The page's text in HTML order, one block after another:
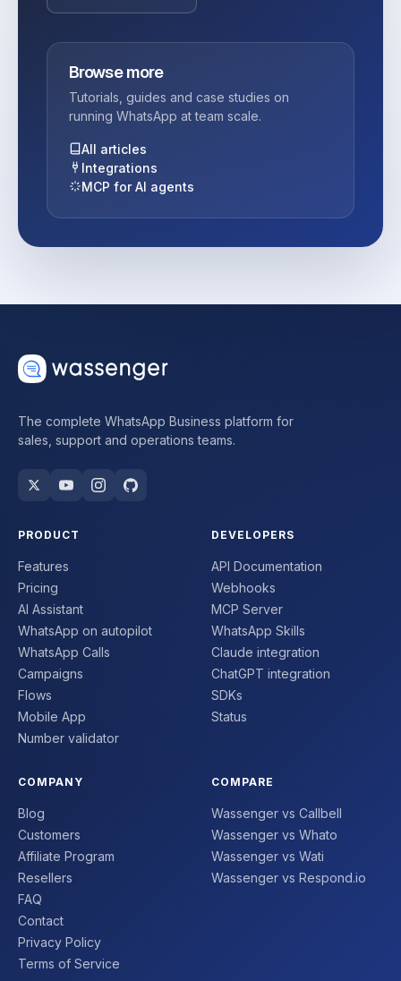
Browse more
Tutorials, guides and case studies on
running WhatsApp at team scale.
All articles
Integrations
MCP for AI agents
The complete WhatsApp Business platform for
sales, support and operations teams.
PRODUCT
Features
Pricing
AI Assistant
WhatsApp on autopilot
WhatsApp Calls
Campaigns
Flows
Mobile App
Number validator
DEVELOPERS
API Documentation
Webhooks
MCP Server
WhatsApp Skills
Claude integration
ChatGPT integration
SDKs
Status
COMPANY
Blog
Customers
Affiliate Program
Resellers
FAQ
Contact
Privacy Policy
Terms of Service
COMPARE
Wassenger vs Callbell
Wassenger vs Whato
Wassenger vs Wati
Wassenger vs Respond.io